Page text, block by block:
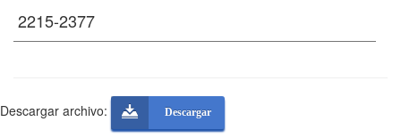
Descargar archivo: Descargar